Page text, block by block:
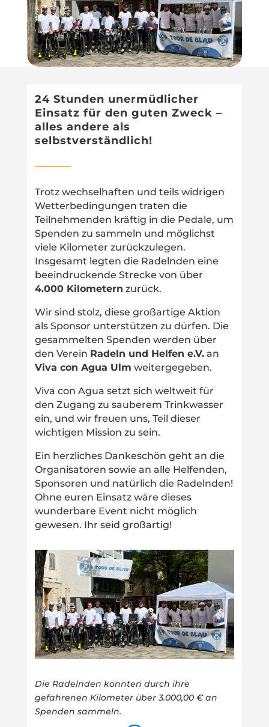
24 Stunden unermüdlicher
Einsatz für den guten Zweck –
alles andere als
selbstverständlich!
Trotz wechselhaften und teils widrigen
Wetterbedingungen traten die
Teilnehmenden kräftig in die Pedale, um
Spenden zu sammeln und möglichst
viele Kilometer zurückzulegen.
Insgesamt legten die Radelnden eine
beeindruckende Strecke von über
4.000 Kilometern zurück.
Wir sind stolz, diese großartige Aktion
als Sponsor unterstützen zu dürfen. Die
gesammelten Spenden werden über
den Verein Radeln und Helfen e.V. an
Viva con Agua Ulm weitergegeben.
Viva con Agua setzt sich weltweit für
den Zugang zu sauberem Trinkwasser
ein, und wir freuen uns, Teil dieser
wichtigen Mission zu sein.
Ein herzliches Dankeschön geht an die
Organisatoren sowie an alle Helfenden,
Sponsoren und natürlich die Radelnden!
Ohne euren Einsatz wäre dieses
wunderbare Event nicht möglich
gewesen. Ihr seid großartig!
Die Radelnden konnten durch ihre
gefahrenen Kilometer über 3.000,00 € an
Spenden sammeln.